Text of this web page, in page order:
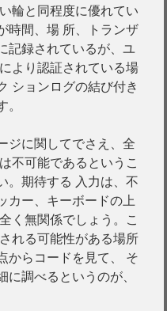
輪と同程度に優れてい
時間、場 所、トランザ
記録されているが、ユ
より認証されている場
ションログの結び付き
ジに関してでさえ、全
不可能であるというこ
。期待する 入力は、不
カー、キーボードの上
く無関係でしょう。こ
れる可能性がある場所
からコードを見て、 そ
調べるというのが、